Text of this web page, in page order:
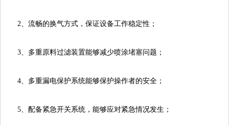
2、流畅的换气方式，保证设备工作稳定性；
3、多重原料过滤装置能够减少喷涂堵塞问题；
4、多重漏电保护系统能够保护操作者的安全；
5、配备紧急开关系统，能够应对紧急情况发生；